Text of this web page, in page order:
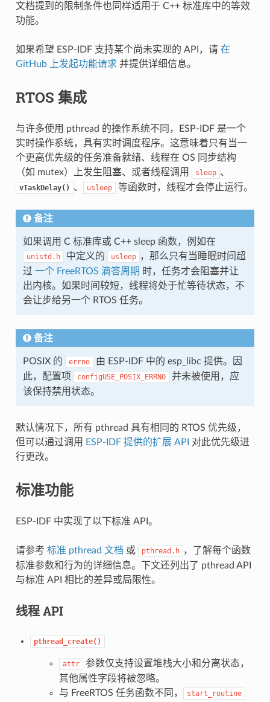
文档提到的限制条件也同样适用于 C++ 标准库中的等效
功能。
如果希望 ESP-IDF 支持某个尚未实现的 API，请 在
GitHub 上发起功能请求 并提供详细信息。
RTOS 集成
与许多使用 pthread 的操作系统不同，ESP-IDF 是一个
实时操作系统，具有实时调度程序。这意味着只有当一
个更高优先级的任务准备就绪、线程在 OS 同步结构
（如 mutex）上发生阻塞、或者线程调用
sleep 、
vTaskDelay() 、 usleep 等函数时，线程才会停止运行。
备注
如果调用 C 标准库或 C++ sleep 函数，例如在
unistd.h 中定义的 usleep ，那么只有当睡眠时间超
过 一个 FreeRTOS 滴答周期 时，任务才会阻塞并让
出内核。如果时间较短，线程将处于忙等待状态，不
会让步给另一个 RTOS 任务。
备注
POSIX 的 errno
由 ESP-IDF 中的 esp_libc 提供。因
此，配置项
configUSE_POSIX_ERRNO
并未被使用，应
该保持禁用状态。
默认情况下，所有 pthread 具有相同的 RTOS 优先级，
但可以通过调用
ESP-IDF 提供的扩展 API
对此优先级进
行更改。
标准功能
ESP-IDF 中实现了以下标准 API。
请参考 标准 pthread 文档 或 pthread.h ，了解每个函数
标准参数和行为的详细信息。下文还列出了 pthread API
与标准 API 相比的差异或局限性。
线程 API
pthread_create()
attr
参数仅支持设置堆栈大小和分离状态，
其他属性字段将被忽略。
与 FreeRTOS 任务函数不同，
start_routine